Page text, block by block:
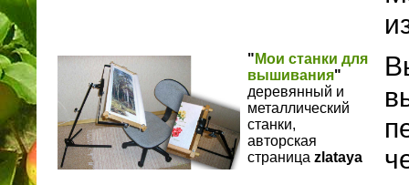
" Мои станки для
вышивания"
деревянный и
металлический
станки,
авторская
страница zlataya